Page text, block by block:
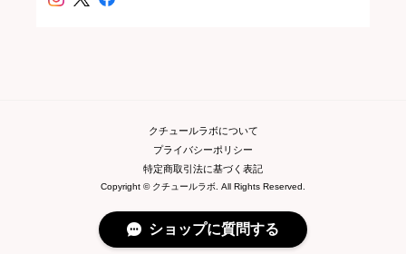
クチュールラボについて
プライバシーポリシー
特定商取引法に基づく表記
Copyright © クチュールラボ. All Rights Reserved.
ショップに質問する